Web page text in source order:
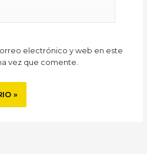
electrónico y web en este
vez que comente.